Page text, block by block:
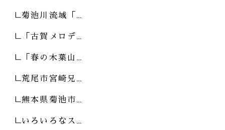
菊池川流域「…
「古賀メロデ…
「春の木葉山…
荒尾市宮崎兄…
熊本県菊池市…
いろいろなス…